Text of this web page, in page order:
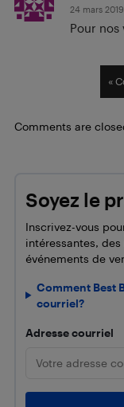
24 mars
Pour nos
«
Comments are
Soyez le
Inscrivez-vous
intéressantes,
événements de
Comment Best
courriel?
Adresse courriel